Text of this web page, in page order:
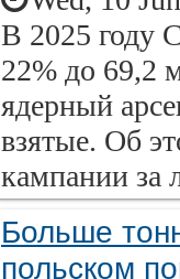
В 2025 году
22% до 69,2
ядерный
взятые. Об
кампании за
Больше
польском